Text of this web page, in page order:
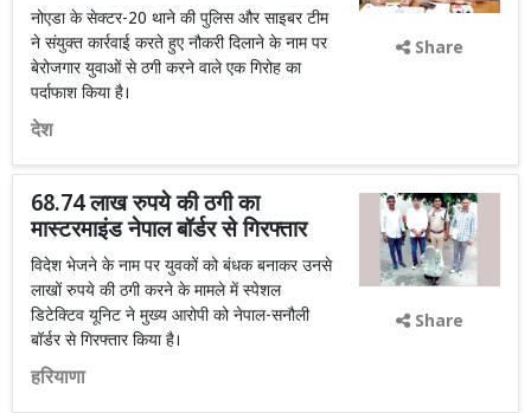
नोएडा के सेक्टर-20 थाने की पुलिस और साइबर टीम
ने संयुक्त कार्रवाई करते हुए नौकरी दिलाने के नाम पर
बेरोजगार युवाओं से ठगी करने वाले एक गिरोह का
पर्दाफाश किया है।
देश
Share
68.74 लाख रुपये की ठगी का
मास्टरमाइंड नेपाल बॉर्डर से गिरफ्तार
विदेश भेजने के नाम पर युवकों को बंधक बनाकर उनसे
लाखों रुपये की ठगी करने के मामले में स्पेशल
डिटेक्टिव यूनिट ने मुख्य आरोपी को नेपाल-सनौली
बॉर्डर से गिरफ्तार किया है।
हरियाणा
Share